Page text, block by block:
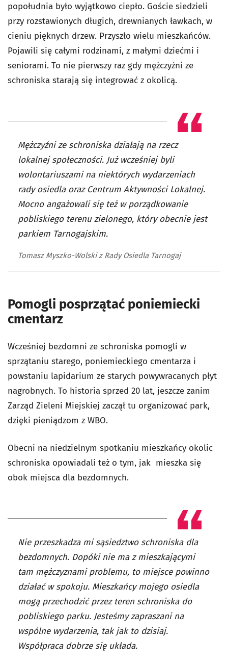
popołudnia było wyjątkowo ciepło. Goście siedzieli
przy rozstawionych długich, drewnianych ławkach, w
cieniu pięknych drzew. Przyszło wielu mieszkańców.
Pojawili się całymi rodzinami, z małymi dziećmi i
seniorami. To nie pierwszy raz gdy mężczyźni ze
schroniska starają się integrować z okolicą.
Mężczyźni ze schroniska działają na rzecz
lokalnej społeczności. Już wcześniej byli
wolontariuszami na niektórych wydarzeniach
rady osiedla oraz Centrum Aktywności Lokalnej.
Mocno angażowali się też w porządkowanie
pobliskiego terenu zielonego, który obecnie jest
parkiem Tarnogajskim.
Tomasz Myszko-Wolski z Rady Osiedla Tarnogaj
Pomogli posprzątać poniemiecki
cmentarz
Wcześniej bezdomni ze schroniska pomogli w
sprzątaniu starego, poniemieckiego cmentarza i
powstaniu lapidarium ze starych powywracanych płyt
nagrobnych. To historia sprzed 20 lat, jeszcze zanim
Zarząd Zieleni Miejskiej zaczął tu organizować park,
dzięki pieniądzom z WBO.
Obecni na niedzielnym spotkaniu mieszkańcy okolic
schroniska opowiadali też o tym, jak mieszka się
obok miejsca dla bezdomnych.
Nie przeszkadza mi sąsiedztwo schroniska dla
bezdomnych. Dopóki nie ma z mieszkającymi
tam mężczyznami problemu, to miejsce powinno
działać w spokoju. Mieszkańcy mojego osiedla
mogą przechodzić przez teren schroniska do
pobliskiego parku. Jesteśmy zapraszani na
wspólne wydarzenia, tak jak to dzisiaj.
Współpraca dobrze się układa.